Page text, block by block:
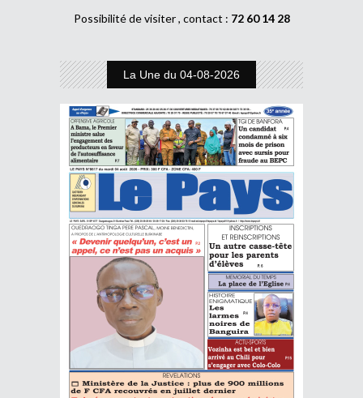
Possibilité de visiter , contact : 72 60 14 28
La Une du 04-08-2026